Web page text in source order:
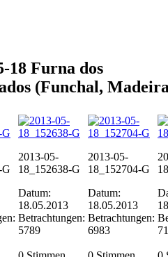
18 Furna dos
(Funchal,
G
2013-05-
18_152638-G
Datum:
18.05.2013
Betrachtungen:
5789
2013-05-
18_152704-G
Datum:
18.05.2013
Betrachtungen:
6983